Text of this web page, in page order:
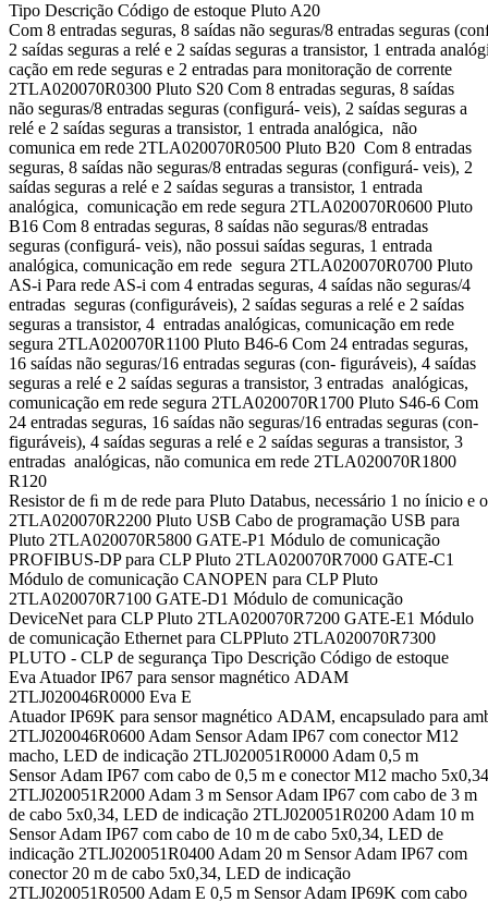
Tipo Descrição Código de estoque Pluto A20
Com 8 entradas seguras, 8 saídas não seguras/8 entradas seguras
2 saídas seguras a relé e 2 saídas seguras a transistor, 1 entrada
cação em rede seguras e 2 entradas para monitoração de corrente
2TLA020070R0300 Pluto S20 Com 8 entradas seguras, 8 saídas
não seguras/8 entradas seguras (configurá- veis), 2 saídas seguras a
relé e 2 saídas seguras a transistor, 1 entrada analógica, não
comunica em rede 2TLA020070R0500 Pluto B20 Com 8 entradas
seguras, 8 saídas não seguras/8 entradas seguras (configurá- veis), 2
saídas seguras a relé e 2 saídas seguras a transistor, 1 entrada
analógica, comunicação em rede segura 2TLA020070R0600 Pluto
B16 Com 8 entradas seguras, 8 saídas não seguras/8 entradas
seguras (configurá- veis), não possui saídas seguras, 1 entrada
analógica, comunicação em rede segura 2TLA020070R0700 Pluto
AS-i Para rede AS-i com 4 entradas seguras, 4 saídas não seguras/4
entradas seguras (configuráveis), 2 saídas seguras a relé e 2 saídas
seguras a transistor, 4 entradas analógicas, comunicação em rede
segura 2TLA020070R1100 Pluto B46-6 Com 24 entradas seguras,
16 saídas não seguras/16 entradas seguras (con- figuráveis), 4 saídas
seguras a relé e 2 saídas seguras a transistor, 3 entradas analógicas,
comunicação em rede segura 2TLA020070R1700 Pluto S46-6 Com
24 entradas seguras, 16 saídas não seguras/16 entradas seguras (con-
figuráveis), 4 saídas seguras a relé e 2 saídas seguras a transistor, 3
entradas analógicas, não comunica em rede 2TLA020070R1800
R120
Resistor de ﬁ m de rede para Pluto Databus, necessário 1 no ínicio e
2TLA020070R2200 Pluto USB Cabo de programação USB para
Pluto 2TLA020070R5800 GATE-P1 Módulo de comunicação
PROFIBUS-DP para CLP Pluto 2TLA020070R7000 GATE-C1
Módulo de comunicação CANOPEN para CLP Pluto
2TLA020070R7100 GATE-D1 Módulo de comunicação
DeviceNet para CLP Pluto 2TLA020070R7200 GATE-E1 Módulo
de comunicação Ethernet para CLPPluto 2TLA020070R7300
PLUTO - CLP de segurança Tipo Descrição Código de estoque
Eva Atuador IP67 para sensor magnético ADAM
2TLJ020046R0000 Eva E
Atuador IP69K para sensor magnético ADAM, encapsulado para
2TLJ020046R0600 Adam Sensor Adam IP67 com conector M12
macho, LED de indicação 2TLJ020051R0000 Adam 0,5 m
Sensor Adam IP67 com cabo de 0,5 m e conector M12 macho
2TLJ020051R2000 Adam 3 m Sensor Adam IP67 com cabo de 3 m
de cabo 5x0,34, LED de indicação 2TLJ020051R0200 Adam 10 m
Sensor Adam IP67 com cabo de 10 m de cabo 5x0,34, LED de
indicação 2TLJ020051R0400 Adam 20 m Sensor Adam IP67 com
conector 20 m de cabo 5x0,34, LED de indicação
2TLJ020051R0500 Adam E 0,5 m Sensor Adam IP69K com cabo